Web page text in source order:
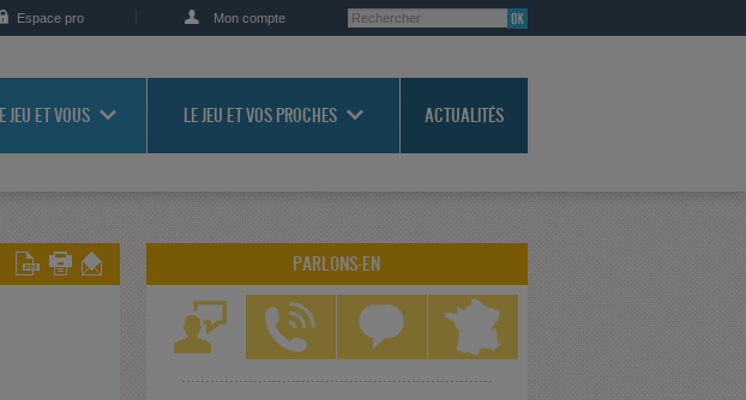
Espace pro Mon compte
LE JEU ET VOUS LE JEU ET VOS PROCHES ACTUALITÉS
PARLONS-EN